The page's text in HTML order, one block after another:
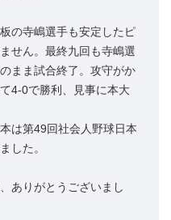
の寺嶋選手も安定したピ
せん。最終九回も寺嶋選
まま試合終了。攻守がか
4-0で勝利、見事に本大
は第49回社会人野球日本
した。
ありがとうございまし